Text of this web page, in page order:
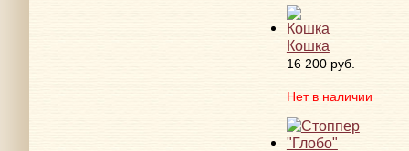
Кошка
16 200 руб.
Нет в наличии